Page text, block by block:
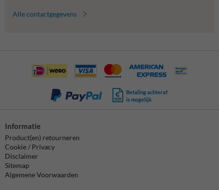
Alle contactgegevens
Betaling achteraf
is mogelijk
Informatie
Product(en) retourneren
Cookie / Privacy
Disclaimer
Sitemap
Algemene Voorwaarden